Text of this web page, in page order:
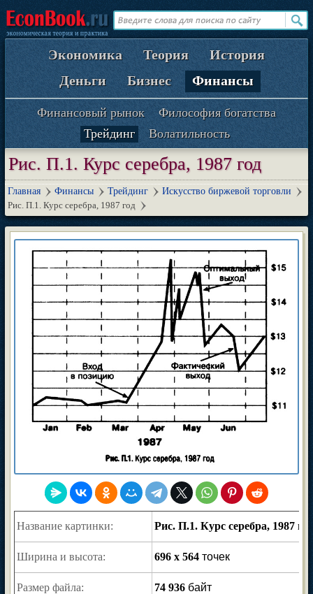
Экономика Теория
История
Деньги
Бизнес Финансы
Финансовый рынок
Философия богатства
Трейдинг
Волатильность
Рис. П.1. Курс серебра, 1987 год
Главная Финансы Трейдинг
Искусство биржевой торговли
Рис. П.1. Курс серебра, 1987 год
Название картинки: Рис. П.1. Курс серебра, 1987 год
Ширина и высота: 696 x 564 точек
Размер файла: 74 936 байт